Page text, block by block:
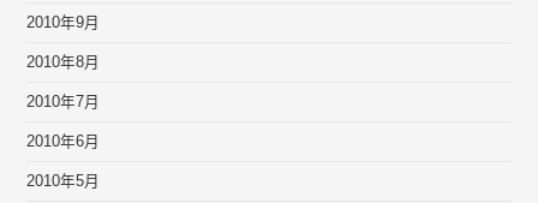
2010年9月
2010年8月
2010年7月
2010年6月
2010年5月